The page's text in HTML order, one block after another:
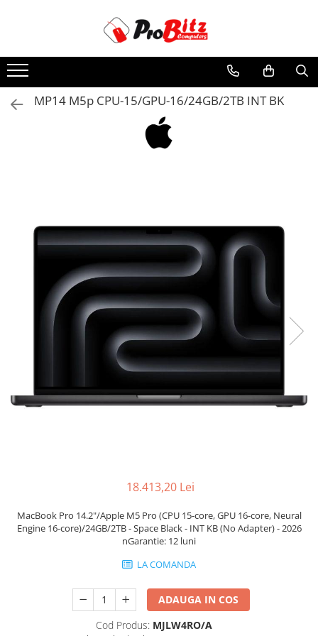
Laptopuri si accesorii
Laptopuri
Baterii laptop
Componente REFURBISHED Laptop
Hard Disk-uri Refurbished
Accesorii Laptop
Docking stations
Genti Laptop
Incarcatoare laptop refurbished
Standuri și Coolere Laptop
Alte accesorii
Calculatoare SECOND-HAND
Calculatoare GAMING
Calculatoare WORKSTATION
Componente PC NOI
Hard Disk-uri Desktop
MP14 M5p CPU-15/GPU-16/24GB/2TB INT BK
18.413,20 Lei
MacBook Pro 14.2"/Apple M5 Pro (CPU 15-core, GPU 16-core, Neural
Engine 16-core)/24GB/2TB - Space Black - INT KB (No Adapter) - 2026
nGarantie: 12 luni
LA COMANDA
ADAUGA IN COS
Cod Produs: MJLW4RO/A